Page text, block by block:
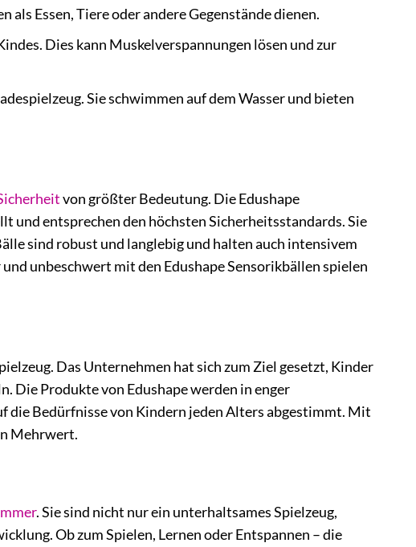
Essen, Tiere oder andere Gegenstände dienen.
Dies kann Muskelverspannungen lösen und zur
Sie schwimmen auf dem Wasser und bieten
von größter Bedeutung. Die Edushape
entsprechen den höchsten Sicherheitsstandards. Sie
sind robust und langlebig und halten auch intensivem
unbeschwert mit den Edushape Sensorikbällen spielen
Das Unternehmen hat sich zum Ziel gesetzt, Kinder
Die Produkte von Edushape werden in enger
die Bedürfnisse von Kindern jeden Alters abgestimmt. Mit
Mehrwert.
. Sie sind nicht nur ein unterhaltsames Spielzeug,
Ob zum Spielen, Lernen oder Entspannen – die